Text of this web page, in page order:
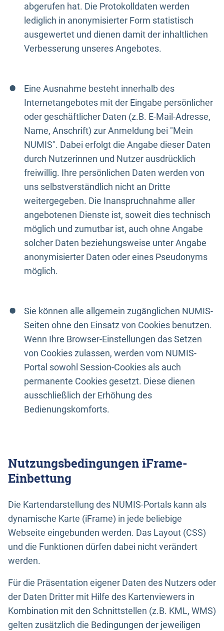
abgerufen hat. Die Protokolldaten werden
lediglich in anonymisierter Form statistisch
ausgewertet und dienen damit der inhaltlichen
Verbesserung unseres Angebotes.
Eine Ausnahme besteht innerhalb des
Internetangebotes mit der Eingabe persönlicher
oder geschäftlicher Daten (z.B. E-Mail-Adresse,
Name, Anschrift) zur Anmeldung bei "Mein
NUMIS". Dabei erfolgt die Angabe dieser Daten
durch Nutzerinnen und Nutzer ausdrücklich
freiwillig. Ihre persönlichen Daten werden von
uns selbstverständlich nicht an Dritte
weitergegeben. Die Inanspruchnahme aller
angebotenen Dienste ist, soweit dies technisch
möglich und zumutbar ist, auch ohne Angabe
solcher Daten beziehungsweise unter Angabe
anonymisierter Daten oder eines Pseudonyms
möglich.
Sie können alle allgemein zugänglichen NUMIS-
Seiten ohne den Einsatz von Cookies benutzen.
Wenn Ihre Browser-Einstellungen das Setzen
von Cookies zulassen, werden vom NUMIS-
Portal sowohl Session-Cookies als auch
permanente Cookies gesetzt. Diese dienen
ausschließlich der Erhöhung des
Bedienungskomforts.
Nutzungsbedingungen iFrame-
Einbettung
Die Kartendarstellung des NUMIS-Portals kann als
dynamische Karte (iFrame) in jede beliebige
Webseite eingebunden werden. Das Layout (CSS)
und die Funktionen dürfen dabei nicht verändert
werden.
Für die Präsentation eigener Daten des Nutzers oder
der Daten Dritter mit Hilfe des Kartenviewers in
Kombination mit den Schnittstellen (z.B. KML, WMS)
gelten zusätzlich die Bedingungen der jeweiligen